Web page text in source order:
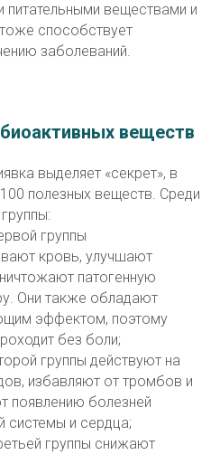
питательными веществами и
способствует
заболеваний.
веществ
выделяет «секрет», в
полезных веществ. Среди
группы
кровь, улучшают
патогенную
Они также обладают
эффектом, поэтому
без боли;
группы действуют на
избавляют от тромбов и
появлению болезней
системы и сердца;
группы снижают